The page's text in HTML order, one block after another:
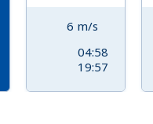
6 m/s
04:58
19:57